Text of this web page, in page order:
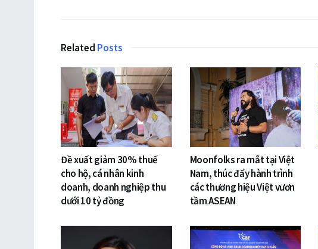
Related Posts
Đề xuất giảm 30% thuế
cho hộ, cá nhân kinh
doanh, doanh nghiệp thu
dưới 10 tỷ đồng
Moonfolks ra mắt tại Việt
Nam, thúc đẩy hành trình
các thương hiệu Việt vươn
tầm ASEAN